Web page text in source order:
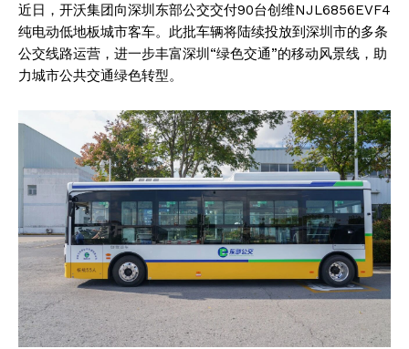
近日，开沃集团向深圳东部公交交付90台创维NJL6856EVF4
纯电动低地板城市客车。此批车辆将陆续投放到深圳市的多条
公交线路运营，进一步丰富深圳“绿色交通”的移动风景线，助
力城市公共交通绿色转型。